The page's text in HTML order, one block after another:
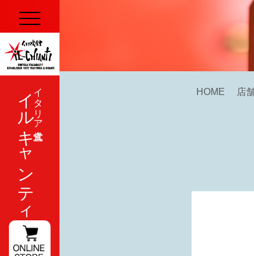
イタリア式食堂
イルキャンティ HOME 店